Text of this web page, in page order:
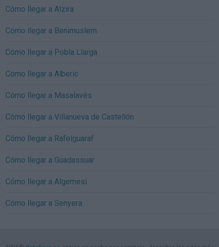
Cómo llegar a Alzira
Cómo llegar a Benimuslem
Cómo llegar a Pobla Llarga
Cómo llegar a Alberic
Cómo llegar a Masalavés
Cómo llegar a Villanueva de Castellón
Cómo llegar a Rafelguaraf
Cómo llegar a Guadassuar
Cómo llegar a Algemesi
Cómo llegar a Senyera